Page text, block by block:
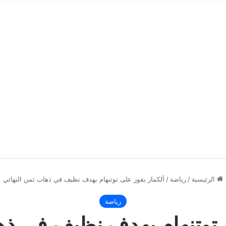
الرئيسية / رياضة / آلكمار يفوز على توتنهام بهدف نظيف في ذهاب ثمن النهائي
رياضة